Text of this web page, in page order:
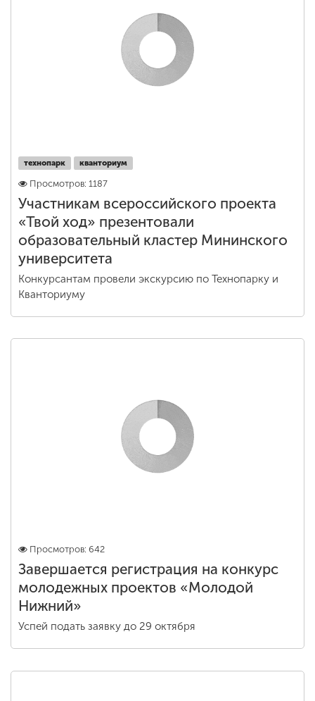
технопарк кванториум
Просмотров: 1187
Участникам всероссийского проекта
«Твой ход» презентовали
образовательный кластер Мининского
университета
Конкурсантам провели экскурсию по Технопарку и
Кванториуму
Просмотров: 642
Завершается регистрация на конкурс
молодежных проектов «Молодой
Нижний»
Успей подать заявку до 29 октября